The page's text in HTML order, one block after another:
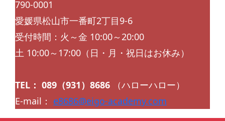
790-0001
愛媛県松山市一番町2丁目9-6
受付時間：火～金 10:00～20:00
土 10:00～17:00（日・月・祝日はお休み）
TEL： 089（931）8686 （ハローハロー）
E-mail： e8686@eigo-academy.com